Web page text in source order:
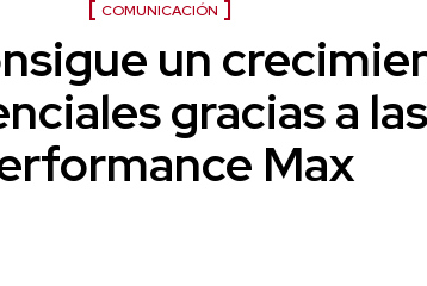
COMUNICACIÓN
un
gracias a
Max